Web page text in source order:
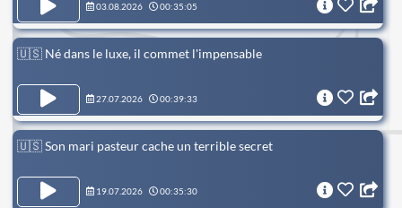
03.08.2026 00:35:05
🇺🇸 Né dans le luxe, il commet l'impensable
27.07.2026 00:39:33
🇺🇸 Son mari pasteur cache un terrible secret
19.07.2026 00:35:30